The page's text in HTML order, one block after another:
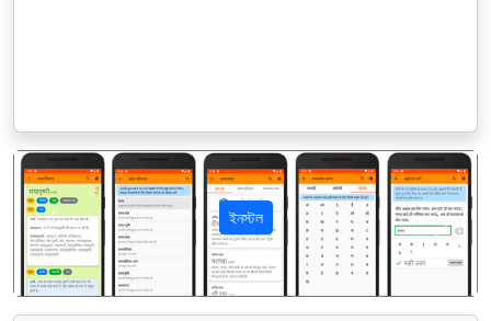
ইনস্টল
पिछला अगला